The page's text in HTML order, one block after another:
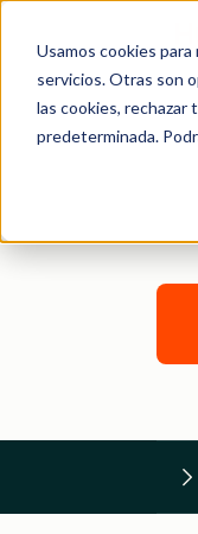
Usamos cookies
servicios. Otras son
las cookies, rechazar
predeterminada.